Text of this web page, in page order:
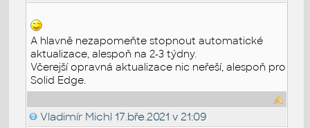
A hlavně nezapomeňte stopnout automatické
aktualizace, alespoň na 2-3 týdny.
Včerejší opravná aktualizace nic neřeší, alespoň pro
Solid Edge.
Vladimír Michl 17.bře.2021 v 21:09